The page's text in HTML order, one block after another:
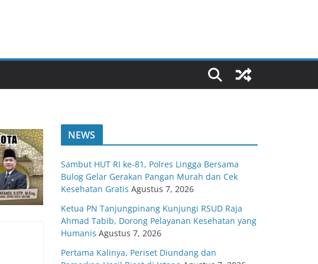
NEWS
Sambut HUT RI ke-81, Polres Lingga Bersama
Bulog Gelar Gerakan Pangan Murah dan Cek
Kesehatan Gratis Agustus 7, 2026
Ketua PN Tanjungpinang Kunjungi RSUD Raja
Ahmad Tabib, Dorong Pelayanan Kesehatan yang
Humanis Agustus 7, 2026
Pertama Kalinya, Periset Diundang dan